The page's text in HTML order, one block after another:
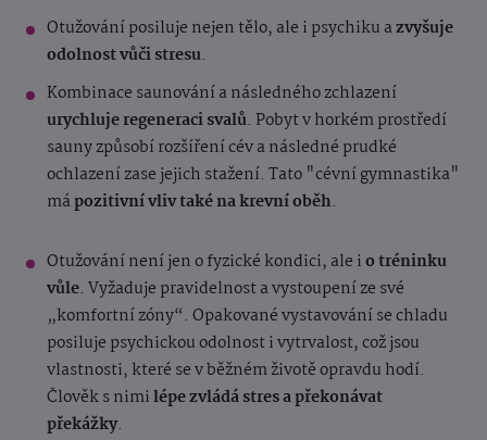
Otužování posiluje nejen tělo, ale i psychiku azvyšuje
odolnost vůči stresu.
Kombinace saunování a následného zchlazení
urychluje regeneraci svalů. Pobyt v horkém prostředí
sauny způsobí rozšíření cév a následné prudké
ochlazení zase jejich stažení. Tato "cévní gymnastika"
mápozitivní vliv také na krevní oběh.
Otužování není jen o fyzické kondici, ale io tréninku
vůle. Vyžaduje pravidelnost a vystoupení ze své
„komfortní zóny“. Opakované vystavování se chladu
posiluje psychickou odolnost i vytrvalost, což jsou
vlastnosti, které se v běžném životě opravdu hodí.
Člověk s nimilépe zvládá stres a překonávat
překážky.